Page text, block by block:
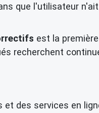
que l'utilisateur
est la
recherchent
des services en